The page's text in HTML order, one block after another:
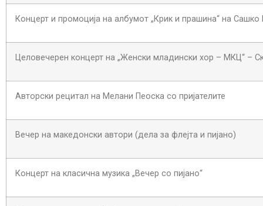
Концерт и промоција на албумот „Крик и прашина“ на Сашко
Целовечерен концерт на „Женски младински хор – МКЦ“ –
Авторски рецитал на Мелани Пеоска со пријателите
Вечер на македонски автори (дела за флејта и пијано)
Концерт на класична музика „Вечер со пијано“